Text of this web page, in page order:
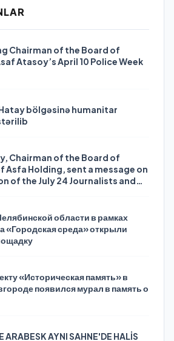
Chairman of the Board of
Atasoy’s April 10 Police Week
bölgəsinə humanitar
Chairman of the Board of
Asfa Holding, sent a message on
of the July 24 Journalists and
области в рамках
«Городская среда» открыли
«Историческая память» в
появился мурал в память о
ARABESK AYNI SAHNE'DE HALİS